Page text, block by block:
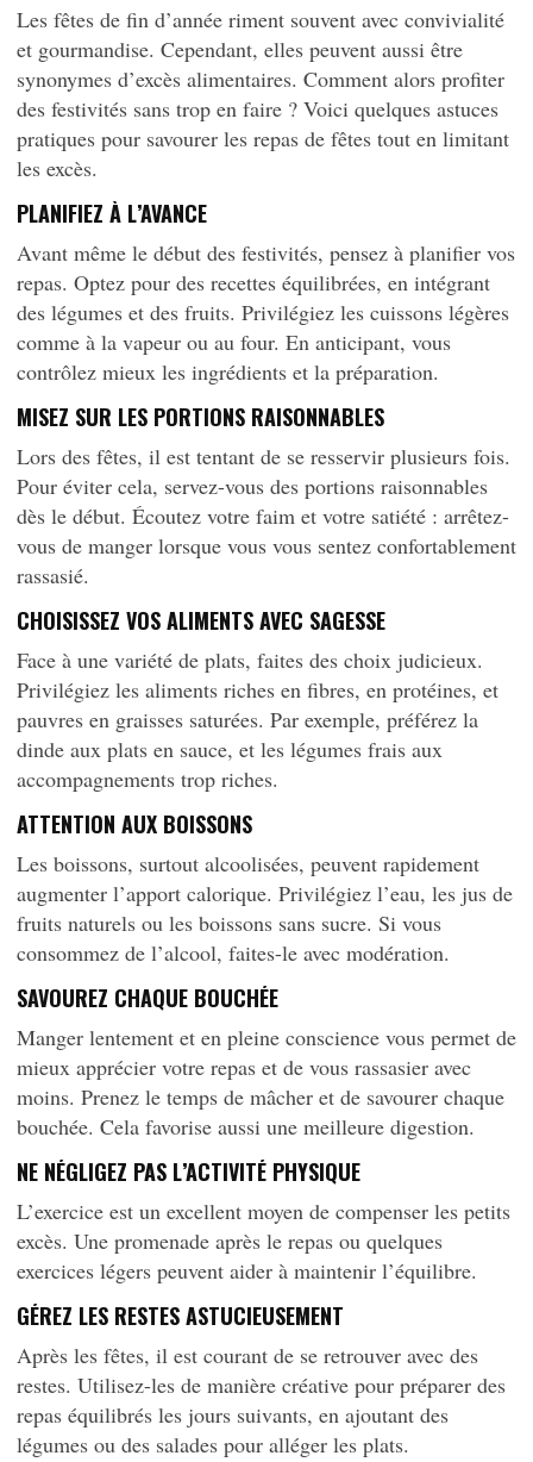
Les fêtes de fin d’année riment souvent avec convivialité
et gourmandise. Cependant, elles peuvent aussi être
synonymes d’excès alimentaires. Comment alors profiter
des festivités sans trop en faire ? Voici quelques astuces
pratiques pour savourer les repas de fêtes tout en limitant
les excès.
PLANIFIEZ À L’AVANCE
Avant même le début des festivités, pensez à planifier vos
repas. Optez pour des recettes équilibrées, en intégrant
des légumes et des fruits. Privilégiez les cuissons légères
comme à la vapeur ou au four. En anticipant, vous
contrôlez mieux les ingrédients et la préparation.
MISEZ SUR LES PORTIONS RAISONNABLES
Lors des fêtes, il est tentant de se resservir plusieurs fois.
Pour éviter cela, servez-vous des portions raisonnables
dès le début. Écoutez votre faim et votre satiété : arrêtez-
vous de manger lorsque vous vous sentez confortablement
rassasié.
CHOISISSEZ VOS ALIMENTS AVEC SAGESSE
Face à une variété de plats, faites des choix judicieux.
Privilégiez les aliments riches en fibres, en protéines, et
pauvres en graisses saturées. Par exemple, préférez la
dinde aux plats en sauce, et les légumes frais aux
accompagnements trop riches.
ATTENTION AUX BOISSONS
Les boissons, surtout alcoolisées, peuvent rapidement
augmenter l’apport calorique. Privilégiez l’eau, les jus de
fruits naturels ou les boissons sans sucre. Si vous
consommez de l’alcool, faites-le avec modération.
SAVOUREZ CHAQUE BOUCHÉE
Manger lentement et en pleine conscience vous permet de
mieux apprécier votre repas et de vous rassasier avec
moins. Prenez le temps de mâcher et de savourer chaque
bouchée. Cela favorise aussi une meilleure digestion.
NE NÉGLIGEZ PAS L’ACTIVITÉ PHYSIQUE
L’exercice est un excellent moyen de compenser les petits
excès. Une promenade après le repas ou quelques
exercices légers peuvent aider à maintenir l’équilibre.
GÉREZ LES RESTES ASTUCIEUSEMENT
Après les fêtes, il est courant de se retrouver avec des
restes. Utilisez-les de manière créative pour préparer des
repas équilibrés les jours suivants, en ajoutant des
légumes ou des salades pour alléger les plats.